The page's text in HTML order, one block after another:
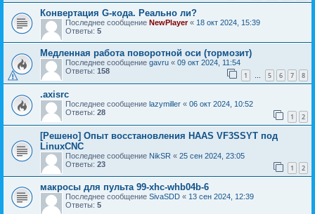
Конвертация G-кода. Реально ли?
Последнее сообщение NewPlayer« 18 окт 2024, 15:39
Ответы: 5
Медленная работа поворотной оси (тормозит)
Последнее сообщение gavru « 09 окт 2024, 11:54
Ответы: 158 1 … 5 6 7 8
.axisrc
Последнее сообщение lazymiller « 06 окт 2024, 10:52
Ответы: 28 1 2
[Решено] Опыт восстановления HAAS VF3SSYT под
LinuxCNC
Последнее сообщение NikSR « 25 сен 2024, 23:05
Ответы: 23 1 2
макросы для пульта 99-xhc-whb04b-6
Последнее сообщение SivaSDD « 13 сен 2024, 12:39
Ответы: 5